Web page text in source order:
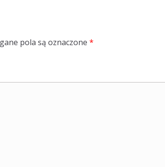
pola są oznaczone *